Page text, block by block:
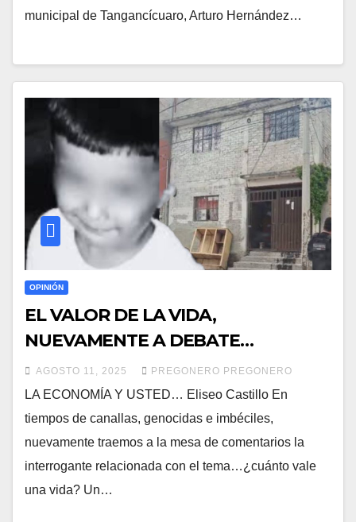
municipal de Tangancícuaro, Arturo Hernández…
OPINIÓN
EL VALOR DE LA VIDA,
NUEVAMENTE A DEBATE…
AGOSTO 11, 2025 PREGONERO PREGONERO
LA ECONOMÍA Y USTED… Eliseo Castillo En
tiempos de canallas, genocidas e imbéciles,
nuevamente traemos a la mesa de comentarios la
interrogante relacionada con el tema…¿cuánto vale
una vida? Un…